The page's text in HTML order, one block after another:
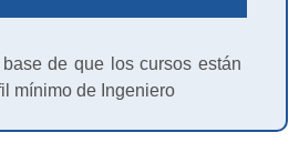
de que los cursos están
mínimo de Ingeniero